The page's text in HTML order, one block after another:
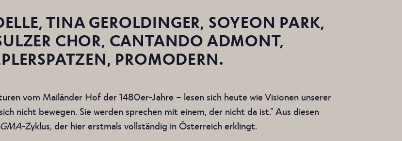
TINA GEROLDINGER, SOYEON PARK,
CHOR, CANTANDO ADMONT,
PROMODERN.
vom Mailänder Hof der 1480er-Jahre – lesen sich heute wie Visionen unserer
nicht bewegen. Sie werden sprechen mit einem, der nicht da ist.“ Aus diesen
-Zyklus, der hier erstmals vollständig in Österreich erklingt.